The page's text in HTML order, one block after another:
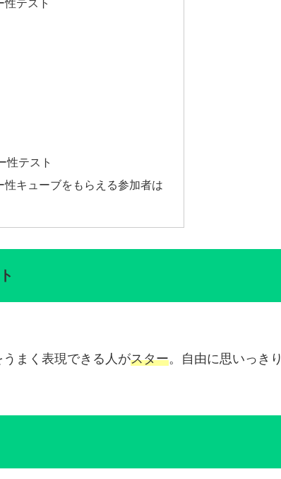
性テスト
性キューブをもらえる参加者は
まく表現できる人がスター。自由に思いっきり